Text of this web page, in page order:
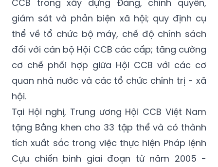
CCB trong xây dựng Đảng, chính quyền,
giám sát và phản biện xã hội; quy định cụ
thể về tổ chức bộ máy, chế độ chính sách
đối với cán bộ Hội CCB các cấp; tăng cường
cơ chế phối hợp giữa Hội CCB với các cơ
quan nhà nước và các tổ chức chính trị - xã
hội.
Tại Hội nghị, Trung ương Hội CCB Việt Nam
tặng Bằng khen cho 33 tập thể và có thành
tích xuất sắc trong việc thực hiện Pháp lệnh
Cựu chiến binh giai đoạn từ năm 2005 -